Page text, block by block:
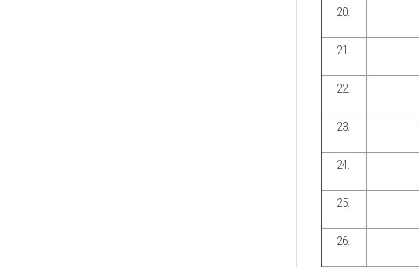
20.
21.
22.
23.
24.
25.
26.